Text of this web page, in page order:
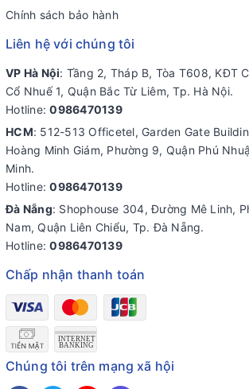
Chính sách bảo hành
Liên hệ với chúng tôi
VP Hà Nội: Tầng 2, Tháp B, Tòa T608, KĐT
Cổ Nhuế 1, Quận Bắc Từ Liêm, Tp. Hà Nội.
Hotline:0986470139
HCM: 512-513 Officetel, Garden Gate
Hoàng Minh Giám, Phường 9, Quận Phú
Minh.
Hotline:0986470139
Đà Nẵng: Shophouse 304, Đường Mê Linh,
Nam, Quận Liên Chiểu, Tp. Đà Nẵng.
Hotline:0986470139
Chấp nhận thanh toán
Chúng tôi trên mạng xã hội